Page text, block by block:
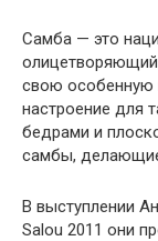
Самба — это
олицетворяющий
свою особенную
настроение для
бедрами и
самбы, делающие
В выступлении
Salou 2011 они